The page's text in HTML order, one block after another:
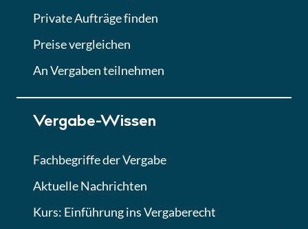
Private Aufträge finden
Preise vergleichen
An Vergaben teilnehmen
Vergabe-Wissen
Fachbegriffe der Vergabe
Aktuelle Nachrichten
Kurs: Einführung ins Vergaberecht